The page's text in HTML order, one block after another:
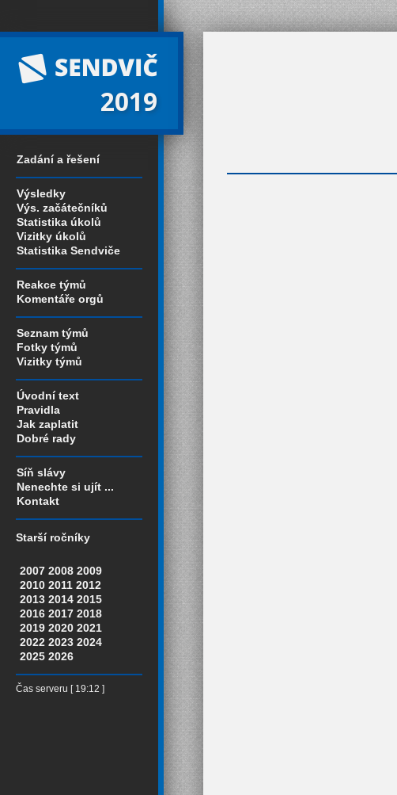
2019
Zadání a řešení
Výsledky
Výs. začátečníků
Statistika úkolů
Vizitky úkolů
Statistika Sendviče
Reakce týmů
Komentáře orgů
Seznam týmů
Fotky týmů
Vizitky týmů
Úvodní text
Pravidla
Jak zaplatit
Dobré rady
Síň slávy
Nenechte si ujít ...
Kontakt
Starší ročníky
2007 2008 2009
2010 2011 2012
2013 2014 2015
2016 2017 2018
2019 2020 2021
2022 2023 2024
2025 2026
Čas serveru [ 19:12 ]